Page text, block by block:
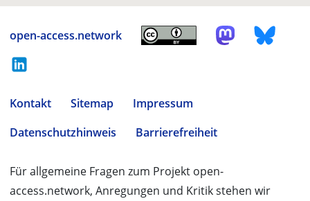
open-access.network
Kontakt Sitemap
Impressum
Datenschutzhinweis
Barrierefreiheit
Für allgemeine Fragen zum Projekt open-
access.network, Anregungen und Kritik stehen wir